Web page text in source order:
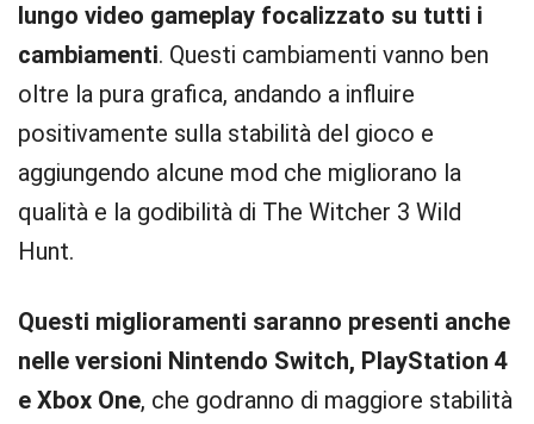
lungo video gameplay focalizzato su tutti i
cambiamenti. Questi cambiamenti vanno ben
oltre la pura grafica, andando a influire
positivamente sulla stabilità del gioco e
aggiungendo alcune mod che migliorano la
qualità e la godibilità di The Witcher 3 Wild
Hunt.
Questi miglioramenti saranno presenti anche
nelle versioni Nintendo Switch, PlayStation 4
e Xbox One, che godranno di maggiore stabilità